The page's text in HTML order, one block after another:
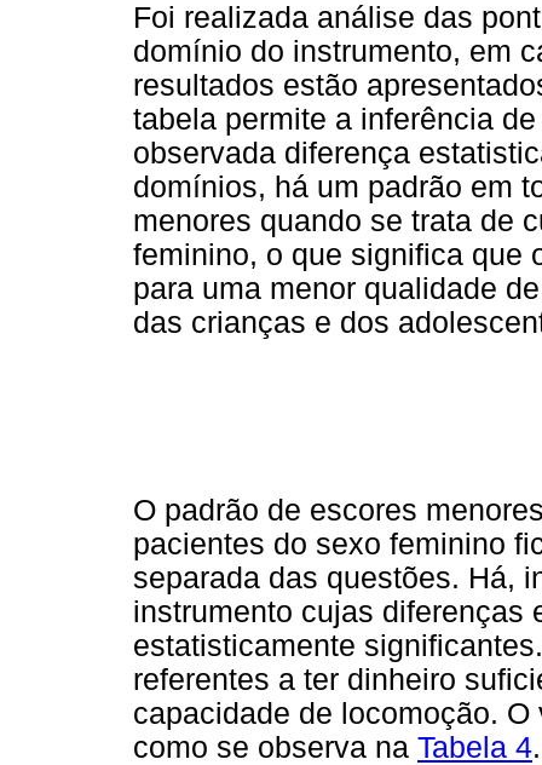
Foi realizada análise das
domínio do instrumento, em
resultados estão
tabela permite a inferência
observada diferença
domínios, há um padrão em
menores quando se trata de
feminino, o que significa que
para uma menor qualidade
das crianças e dos
O padrão de escores
pacientes do sexo feminino
separada das questões. Há,
instrumento cujas diferenças
estatisticamente
referentes a ter dinheiro
capacidade de locomoção.
como se observa na Tabela 4.